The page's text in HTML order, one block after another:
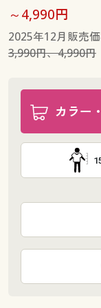
～4,990円
2025年12月販売価
3,990円、4,990円
カラー